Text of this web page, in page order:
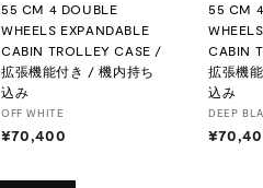
55 CM 4 DOUBLE
WHEELS EXPANDABLE
CABIN TROLLEY CASE /
拡張機能付き / 機内持ち
込み
OFF WHITE
¥70,400
0
55 CM
CABIN
拡張機
込み
DEEP